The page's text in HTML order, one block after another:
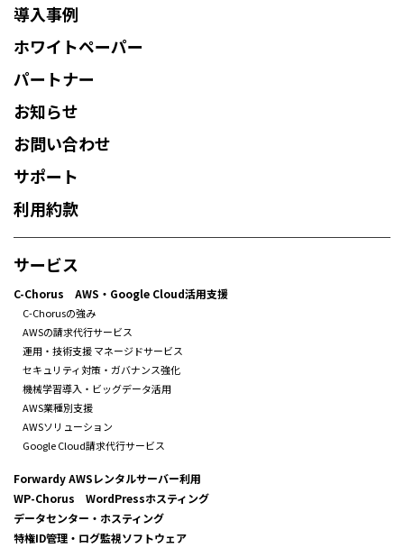
導入事例
ホワイトペーパー
パートナー
お知らせ
お問い合わせ
サポート
利用約款
サービス
C-Chorus AWS・Google Cloud活用支援
C-Chorusの強み
AWSの請求代行サービス
運用・技術支援 マネージドサービス
セキュリティ対策・ガバナンス強化
機械学習導入・ビッグデータ活用
AWS業種別支援
AWSソリューション
Google Cloud請求代行サービス
Forwardy AWSレンタルサーバー利用
WP-Chorus WordPressホスティング
データセンター・ホスティング
特権ID管理・ログ監視ソフトウェア